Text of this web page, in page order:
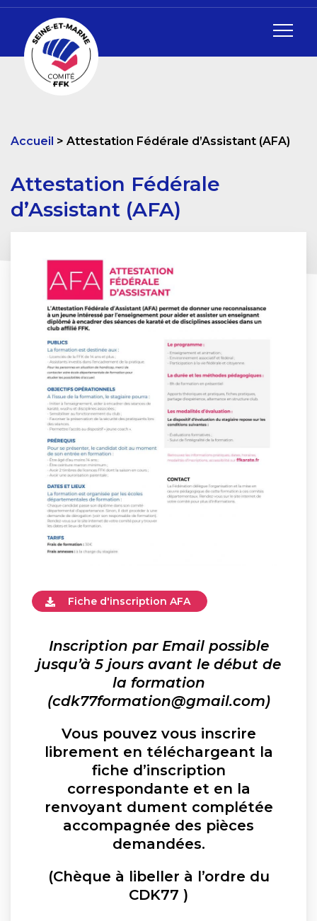
Accueil Attestation Fédérale d’Assistant (AFA)
Attestation Fédérale
d’Assistant (AFA)
Fiche d'inscription AFA
Inscription par Email possible
jusqu’à 5 jours avant le début de
la formation
(cdk77formation@gmail.com)
Vous pouvez vous inscrire
librement en téléchargeant la
fiche d’inscription
correspondante et en la
renvoyant dument complétée
accompagnée des pièces
demandées.
(Chèque à libeller à l’ordre du
CDK77 )